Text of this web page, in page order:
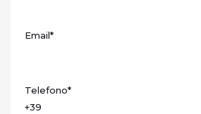
Email*
Telefono*
+39